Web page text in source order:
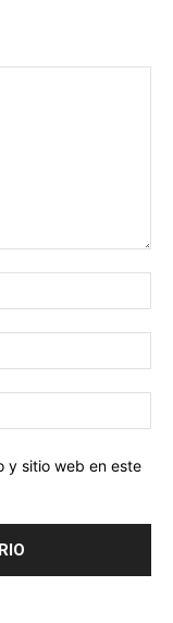
y sitio web en este